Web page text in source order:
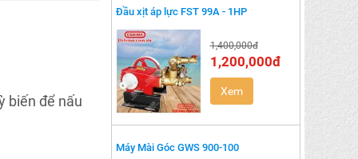
biến để nấu
Đầu xịt áp lực FST 99A - 1HP
1,400,000đ
1,200,000đ
Xem
Máy Mài Góc GWS 900-100